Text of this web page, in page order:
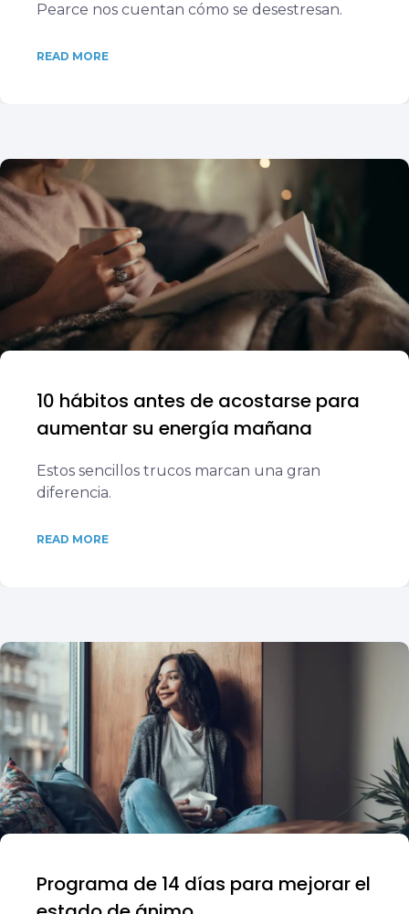
Pearce nos cuentan cómo se desestresan.
READ MORE
10 hábitos antes de acostarse para
aumentar su energía mañana
Estos sencillos trucos marcan una gran
diferencia.
READ MORE
Programa de 14 días para mejorar el